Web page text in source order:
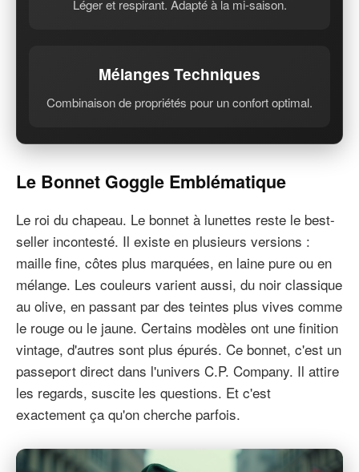
Léger et respirant. Adapté à la mi-saison.
Mélanges Techniques
Combinaison de propriétés pour un confort optimal.
Le Bonnet Goggle Emblématique
Le roi du chapeau. Le bonnet à lunettes reste le best-
seller incontesté. Il existe en plusieurs versions :
maille fine, côtes plus marquées, en laine pure ou en
mélange. Les couleurs varient aussi, du noir classique
au olive, en passant par des teintes plus vives comme
le rouge ou le jaune. Certains modèles ont une finition
vintage, d'autres sont plus épurés. Ce bonnet, c'est un
passeport direct dans l'univers C.P. Company. Il attire
les regards, suscite les questions. Et c'est
exactement ça qu'on cherche parfois.